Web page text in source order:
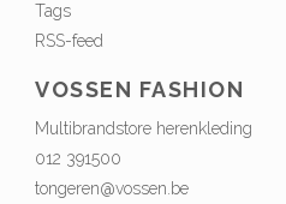
Tags
RSS-feed
VOSSEN FASHION
Multibrandstore herenkleding
012 391500
tongeren@vossen.be